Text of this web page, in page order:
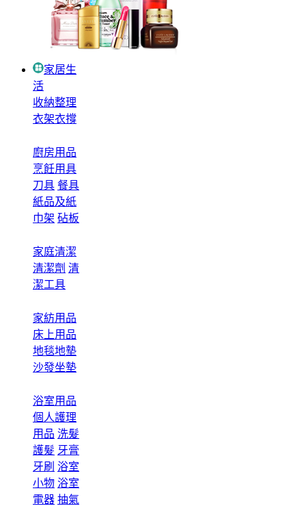
家居生
活
收納整理
衣架衣撐
廚房用品
烹飪用具
刀具 餐具
紙品及紙
巾架 砧板
家庭清潔
清潔劑 清
潔工具
家紡用品
床上用品
地毯地墊
沙發坐墊
浴室用品
個人護理
用品 洗髮
護髮 牙膏
牙刷 浴室
小物 浴室
電器 抽氣